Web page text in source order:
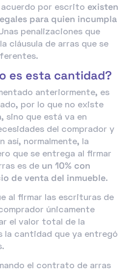
por escrito existen
para quien incumpla
penalizaciones que
cláusula de arras que se
es esta cantidad?
anteriormente, es
por lo que no existe
sino que está va en
del comprador y
así, normalmente, la
que se entrega al firmar
es de un 10% con
de venta del inmueble.
al firmar las escrituras de
únicamente
el valor total de la
la cantidad que ya entregó